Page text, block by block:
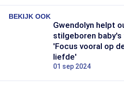
BEKIJK OOK
Gwendolyn helpt
stilgeboren
'Focus vooral op
liefde'
01 sep 2024